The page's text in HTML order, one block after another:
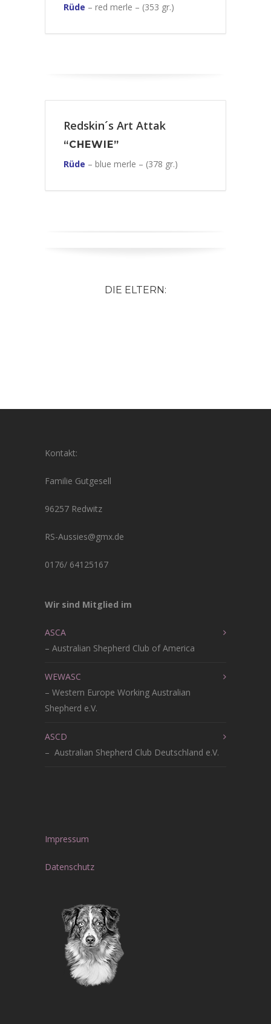
Rüde – red merle – (353 gr.)
Redskin´s Art Attak
“CHEWIE”
Rüde – blue merle – (378 gr.)
DIE ELTERN:
Kontakt:
Familie Gutgesell
96257 Redwitz
RS-Aussies@gmx.de
0176/ 64125167
Wir sind Mitglied im
ASCA
– Australian Shepherd Club of America
WEWASC
– Western Europe Working Australian
Shepherd e.V.
ASCD
– Australian Shepherd Club Deutschland e.V.
Impressum
Datenschutz